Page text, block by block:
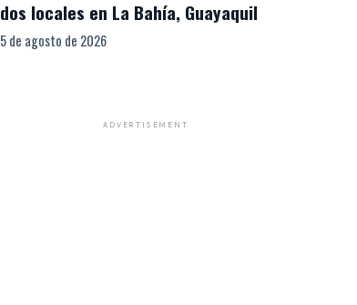
dos locales en La Bahía, Guayaquil
5 de agosto de 2026
ADVERTISEMENT